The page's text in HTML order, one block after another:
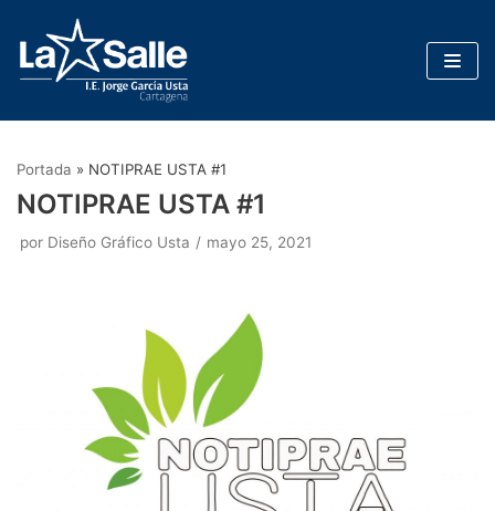
al
contenido
Portada » NOTIPRAE USTA #1
NOTIPRAE USTA #1
por Diseño Gráfico Usta mayo 25, 2021